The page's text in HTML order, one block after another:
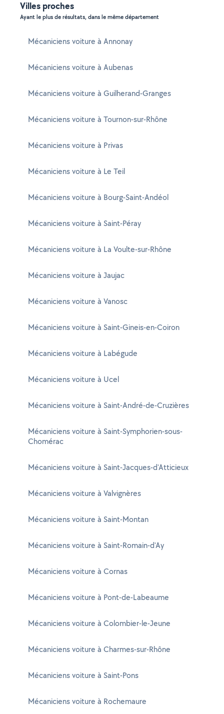
Villes proches
Ayant le plus de résultats, dans le même département
Mécaniciens voiture à Annonay
Mécaniciens voiture à Aubenas
Mécaniciens voiture à Guilherand-Granges
Mécaniciens voiture à Tournon-sur-Rhône
Mécaniciens voiture à Privas
Mécaniciens voiture à Le Teil
Mécaniciens voiture à Bourg-Saint-Andéol
Mécaniciens voiture à Saint-Péray
Mécaniciens voiture à La Voulte-sur-Rhône
Mécaniciens voiture à Jaujac
Mécaniciens voiture à Vanosc
Mécaniciens voiture à Saint-Gineis-en-Coiron
Mécaniciens voiture à Labégude
Mécaniciens voiture à Ucel
Mécaniciens voiture à Saint-André-de-Cruzières
Mécaniciens voiture à Saint-Symphorien-sous-
Chomérac
Mécaniciens voiture à Saint-Jacques-d'Atticieux
Mécaniciens voiture à Valvignères
Mécaniciens voiture à Saint-Montan
Mécaniciens voiture à Saint-Romain-d'Ay
Mécaniciens voiture à Cornas
Mécaniciens voiture à Pont-de-Labeaume
Mécaniciens voiture à Colombier-le-Jeune
Mécaniciens voiture à Charmes-sur-Rhône
Mécaniciens voiture à Saint-Pons
Mécaniciens voiture à Rochemaure